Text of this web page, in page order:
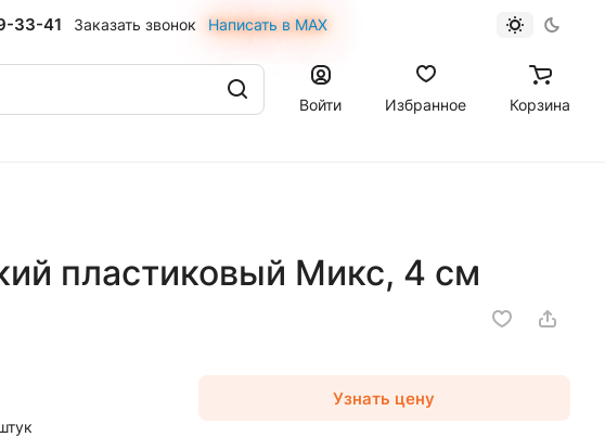
33-41 Заказать звонок Написать в MAX
Войти Избранное Корзина
пластиковый Микс, 4 см
Узнать цену